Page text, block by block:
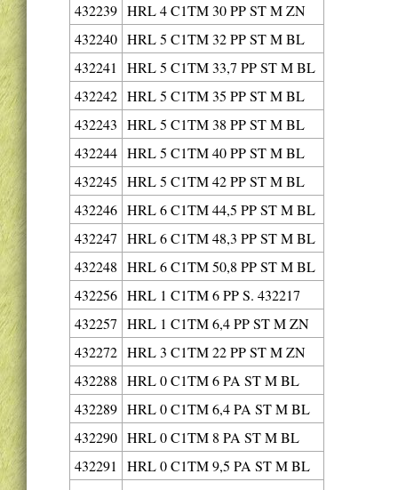
432239 HRL 4 C1TM 30 PP ST M ZN
432240 HRL 5 C1TM 32 PP ST M BL
432241
HRL 5 C1TM 33,7 PP ST M BL
432242 HRL 5 C1TM 35 PP ST M BL
432243 HRL 5 C1TM 38 PP ST M BL
432244 HRL 5 C1TM 40 PP ST M BL
432245 HRL 5 C1TM 42 PP ST M BL
432246 HRL 6 C1TM 44,5 PP ST M BL
432247 HRL 6 C1TM 48,3 PP ST M BL
432248 HRL 6 C1TM 50,8 PP ST M BL
432256 HRL 1 C1TM 6 PP S. 432217
432257 HRL 1 C1TM 6,4 PP ST M ZN
432272 HRL 3 C1TM 22 PP ST M ZN
432288 HRL 0 C1TM 6 PA ST M BL
432289 HRL 0 C1TM 6,4 PA ST M BL
432290 HRL 0 C1TM 8 PA ST M BL
432291
HRL 0 C1TM 9,5 PA ST M BL